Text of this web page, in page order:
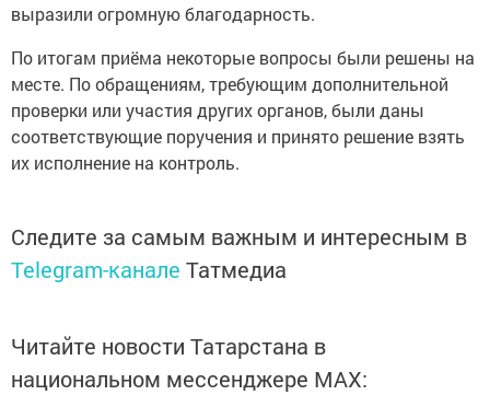
выразили огромную благодарность.
По итогам приёма некоторые вопросы были решены на
месте. По обращениям, требующим дополнительной
проверки или участия других органов, были даны
соответствующие поручения и принято решение взять
их исполнение на контроль.
Следите за самым важным и интересным в
Telegram-канале Татмедиа
Читайте новости Татарстана в
национальном мессенджере MАХ: